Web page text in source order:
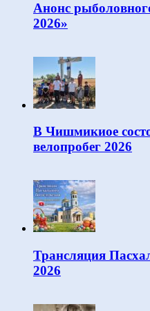
Анонс
2026»
В Чишмикиое
велопробег 2026
Трансляция
2026